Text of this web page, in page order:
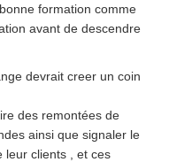
formation comme
avant de descendre
devrait creer un coin
des remontées de
ainsi que signaler le
leur clients , et ces